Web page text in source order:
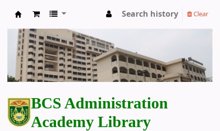
BCS Administration Academy Library
Search history Clear
BCS Administration
Academy Library